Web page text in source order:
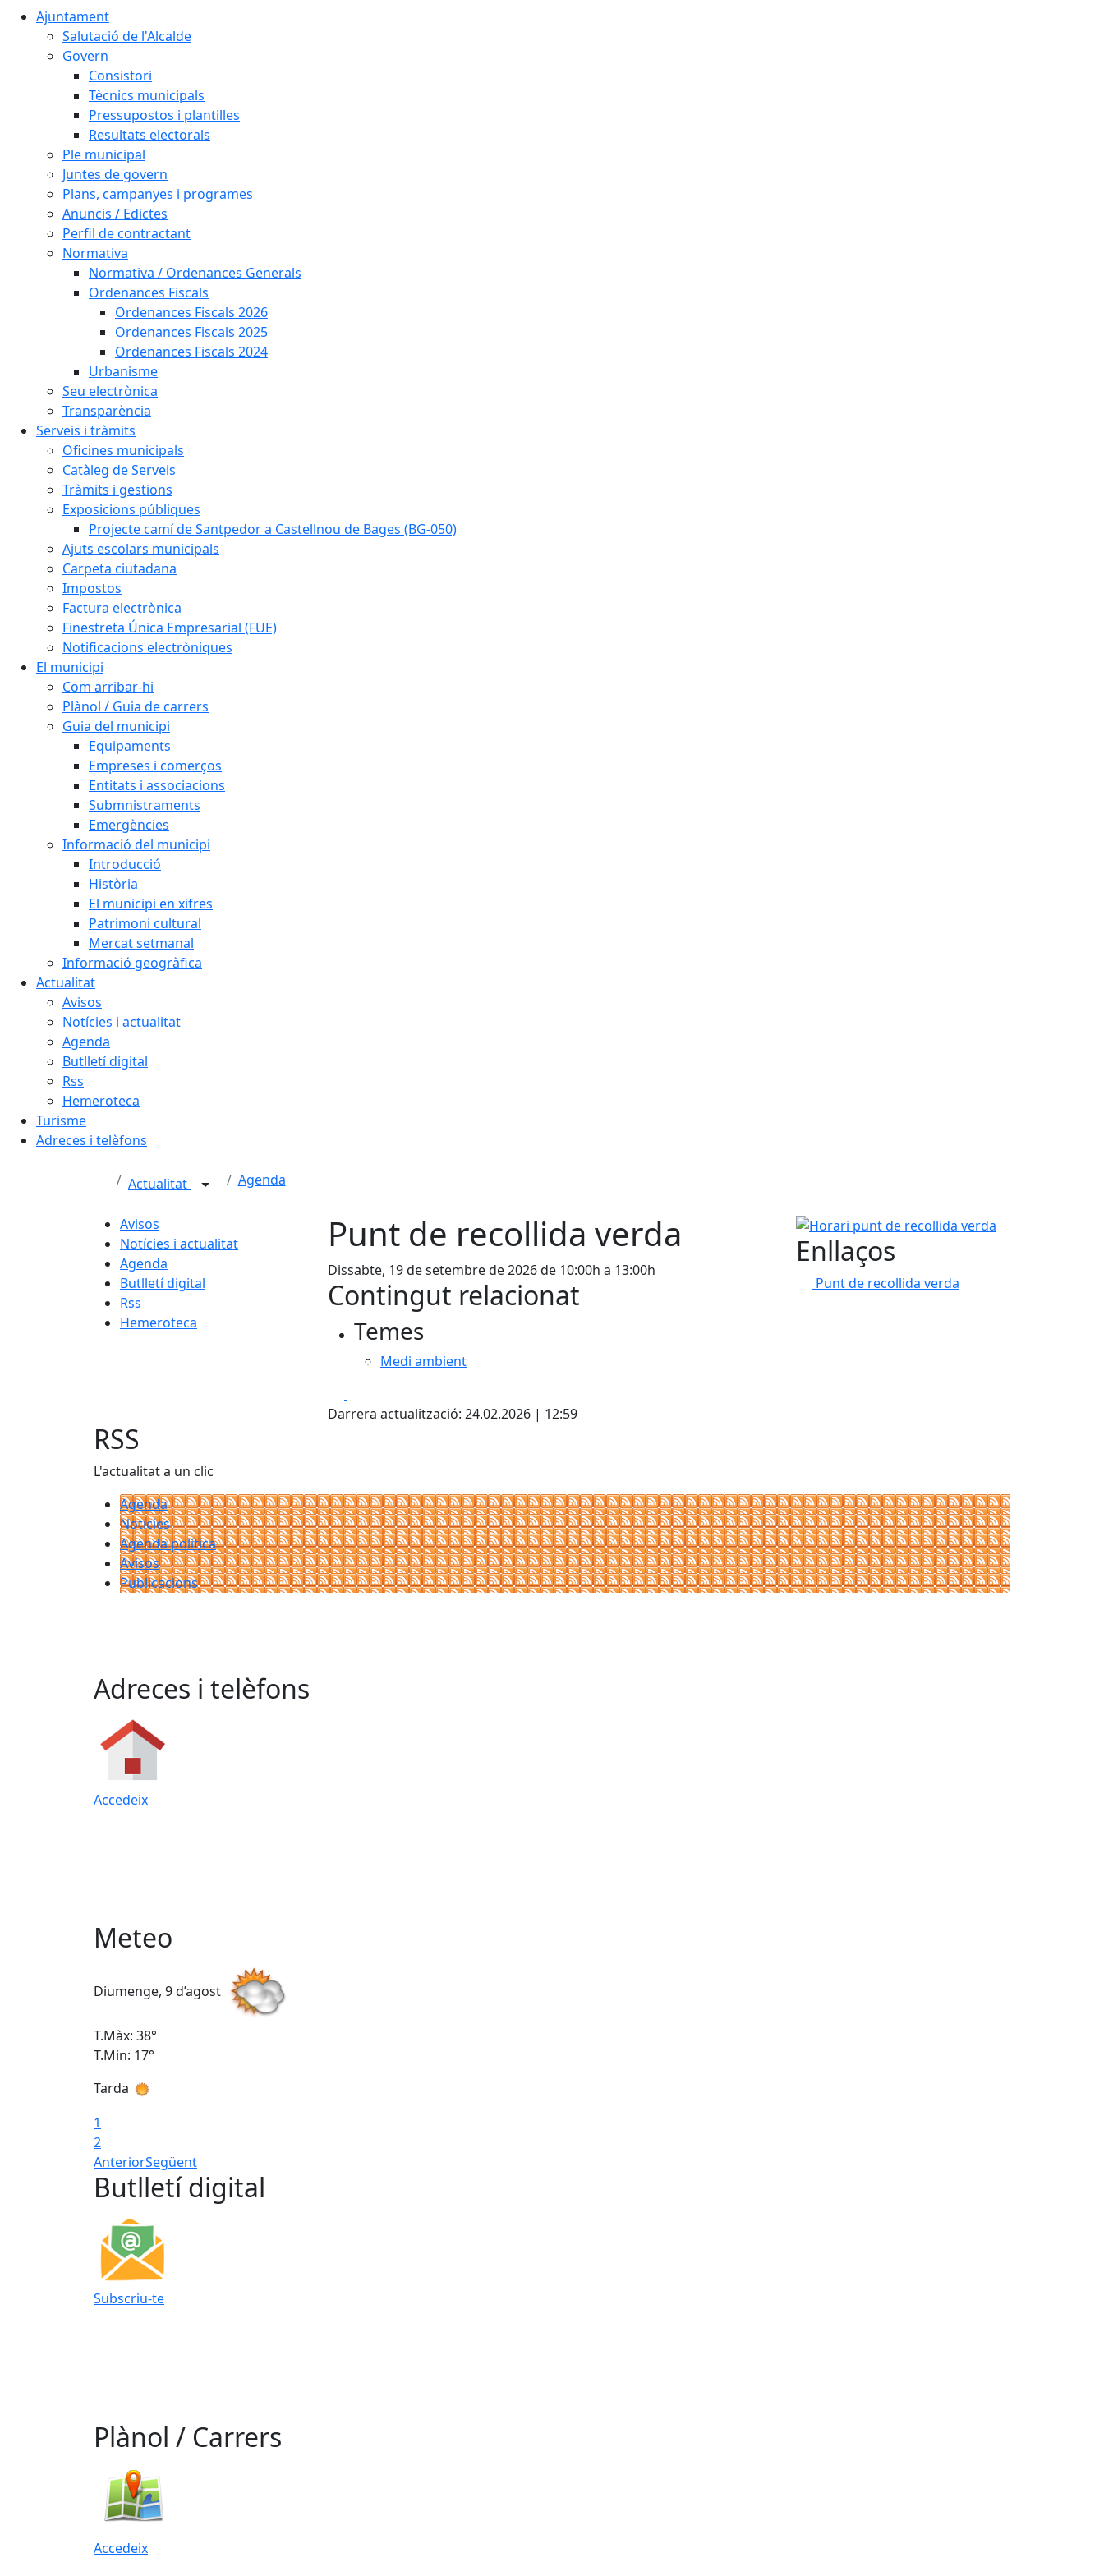
Ajuntament
Salutació de l'Alcalde
Govern
Consistori
Tècnics municipals
Pressupostos i plantilles
Resultats electorals
Ple municipal
Juntes de govern
Plans, campanyes i programes
Anuncis / Edictes
Perfil de contractant
Normativa
Normativa / Ordenances Generals
Ordenances Fiscals
Ordenances Fiscals 2026
Ordenances Fiscals 2025
Ordenances Fiscals 2024
Urbanisme
Seu electrònica
Transparència
Serveis i tràmits
Oficines municipals
Catàleg de Serveis
Tràmits i gestions
Exposicions públiques
Projecte camí de Santpedor a Castellnou de Bages (BG-050)
Ajuts escolars municipals
Carpeta ciutadana
Impostos
Factura electrònica
Finestreta Única Empresarial (FUE)
Notificacions electròniques
El municipi
Com arribar-hi
Plànol / Guia de carrers
Guia del municipi
Equipaments
Empreses i comerços
Entitats i associacions
Submnistraments
Emergències
Informació del municipi
Introducció
Història
El municipi en xifres
Patrimoni cultural
Mercat setmanal
Informació geogràfica
Actualitat
Avisos
Notícies i actualitat
Agenda
Butlletí digital
Rss
Hemeroteca
Turisme
Adreces i telèfons
Actualitat Agenda
Avisos
Notícies i actualitat
Agenda
Butlletí digital
Rss
Hemeroteca
Punt de recollida verda
Dissabte, 19 de setembre de 2026 de 10:00h a 13:00h
Contingut relacionat
Temes
Medi ambient
Darrera actualització: 24.02.2026 | 12:59
Horari punt de recollida verda
Enllaços
Punt de recollida verda
RSS
L'actualitat a un clic
Agenda
Notícies
Agenda política
Avisos
Publicacions
Adreces i telèfons
Accedeix
Meteo
Diumenge, 9 d’agost
T.Màx: 38°
T.Min: 17°
Tarda
1
2
AnteriorSegüent
Butlletí digital
Subscriu-te
Plànol / Carrers
Accedeix